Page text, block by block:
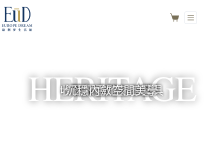
HERITAGE
收藏級桃花心木家具
歐洲重雕刻工藝
沉穩內斂空間美學